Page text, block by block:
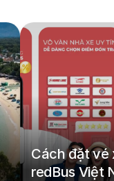
Cách đặt vé
redBus Việt